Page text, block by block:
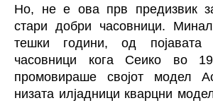
Но, не е ова прв предизвик
стари добри часовници.
тешки години, од појавата
часовници кога Сеико во
промовираше својот модел
низата илјадници кварцни